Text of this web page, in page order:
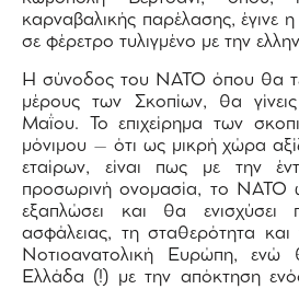
καρναβαλικής παρέλασης, έγινε
σε φέρετρο τυλιγμένο με την
Η σύνοδος του ΝΑΤΟ όπου θα
μέρους των Σκοπίων, θα
Μαΐου. Το επιχείρημα των
μόνιμου – ότι ως μικρή χώρα
εταίρων, είναι πως με την
προσωρινή ονομασία, το ΝΑΤΟ
εξαπλώσει και θα ενισχύσει
ασφάλειας, τη σταθερότητα
Νοτιοανατολική Ευρώπη,
Ελλάδα (!) με την απόκτηση